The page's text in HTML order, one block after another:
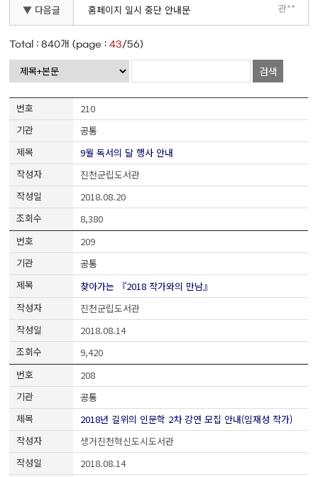
▼ 다음글 홈페이지 일시 중단 안내문 관**
Total :840개 (page :43/56)
검색
210
공통
9월 독서의 달 행사 안내
진천군립도서관
2018.08.20
8,380
209
공통
찾아가는 『2018 작가와의 만남』
진천군립도서관
2018.08.14
9,420
208
공통
2018년 길위의 인문학 2차 강연 모집 안내(임재성 작가)
생거진천혁신도시도서관
2018.08.14